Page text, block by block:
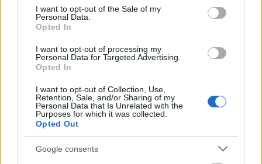
consent section.
I want to opt-out of the Sale of my
Personal Data.
Opted In
I want to opt-out of processing my
Personal Data for Targeted Advertising.
Opted In
I want to opt-out of Collection, Use,
Retention, Sale, and/or Sharing of my
Personal Data that Is Unrelated with the
Purposes for which it was collected.
Opted Out
Google consents